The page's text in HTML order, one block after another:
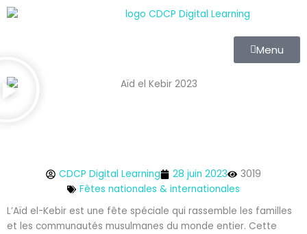
Aller
au
Menu
CDCP Digital Learning 28 juin 2023
3019
Fêtes nationales & internationales
L’Aïd el-Kebir est une fête spéciale qui rassemble les familles
et les communautés musulmanes du monde entier. Cette